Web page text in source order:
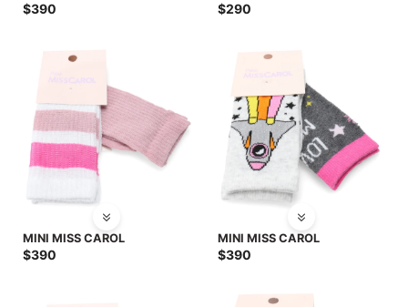
$390 $290
MINI MISS CAROL
$390
MINI MISS CAROL
$390